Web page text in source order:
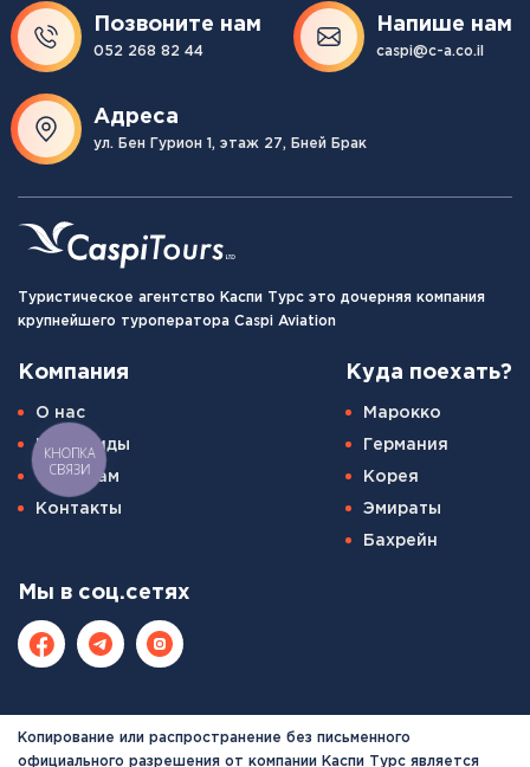
Позвоните нам
052 268 82 44
Напише нам
caspi@c-a.co.il
Адреса
ул. Бен Гурион 1, этаж 27, Бней Брак
Туристическое агентство Каспи Турс это дочерняя компания
крупнейшего туроператора Caspi Aviation
Компания
О нас
Наши гиды
Туристам
Контакты
Куда поехать?
Марокко
Германия
Корея
Эмираты
Бахрейн
Мы в соц.сетях
Копирование или распространение без письменного
официального разрешения от компании Каспи Турс является
КНОПКА
СВЯЗИ